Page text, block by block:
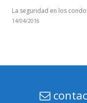
La seguridad en los
14/04/2016